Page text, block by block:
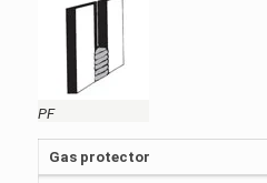
PF
Gas protector